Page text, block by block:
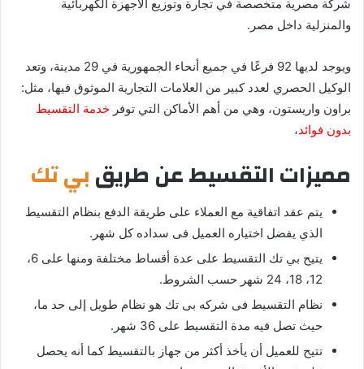
شركة مصرية متخصصة في تجارة وتوزيع الأجهزة الكهربائية
والمنزلية داخل مصر.
ويوجد لديها 92 فرعًا في جميع أنحاء الجمهورية في 29 مدينة، وتعد
الوكيل الحصري لعدد كبير من العلامات التجارية الموثوق فيها، مثل:
براون واريستون، وهي من أهم الأماكن التي توفر خدمة التقسيط
بدون فوائد،
مميزات التقسيط عن طريقبي تك
يتم عقد اتفاقية مع العملاء على طريقة الدفع بنظام التقسيط
الذي يفضل اختياره العميل فى سداده كل شهر.
يتيح بي تك التقسيط على عدة أقساط مختلفة ومنها على 6،
12، 18، 24 شهر حسب الشروط.
نظام التقسيط فى شركه بى تك هو نظام طويل إلى حد ما،
حيث تصل فيه مدة التقسيط على 36 شهر.
تتيح للعميل أن يأخذ أكثر من جهاز بالتقسيط كما أنه يحصل